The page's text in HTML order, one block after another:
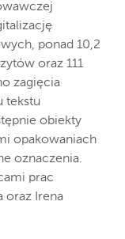
ponad 10,2
oraz 111
zagięcia
tekstu
obiekty
opakowaniach
oznaczenia.
prac
oraz Irena